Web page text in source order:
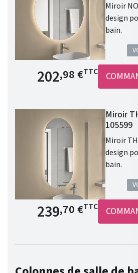
Miroir
design
bain.
Prix de base
202,98 €TTC
Miroir
105599
Miroir
design
bain.
Prix de base
239,70 €TTC